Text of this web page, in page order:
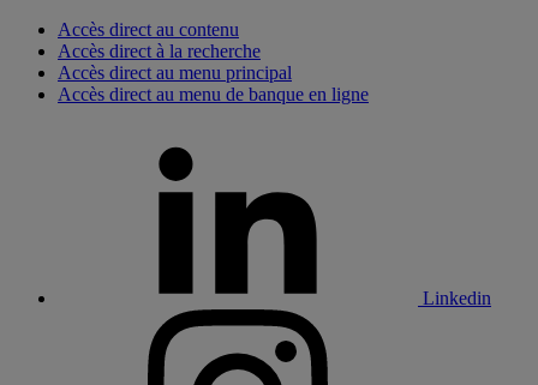
Accès direct au contenu
Accès direct à la recherche
Accès direct au menu principal
Accès direct au menu de banque en ligne
Linkedin